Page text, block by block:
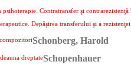
Contratransfer şi contrarezistenţă
Depăşirea transferului şi a
Schonberg, Harold
Schopenhauer
dreptate